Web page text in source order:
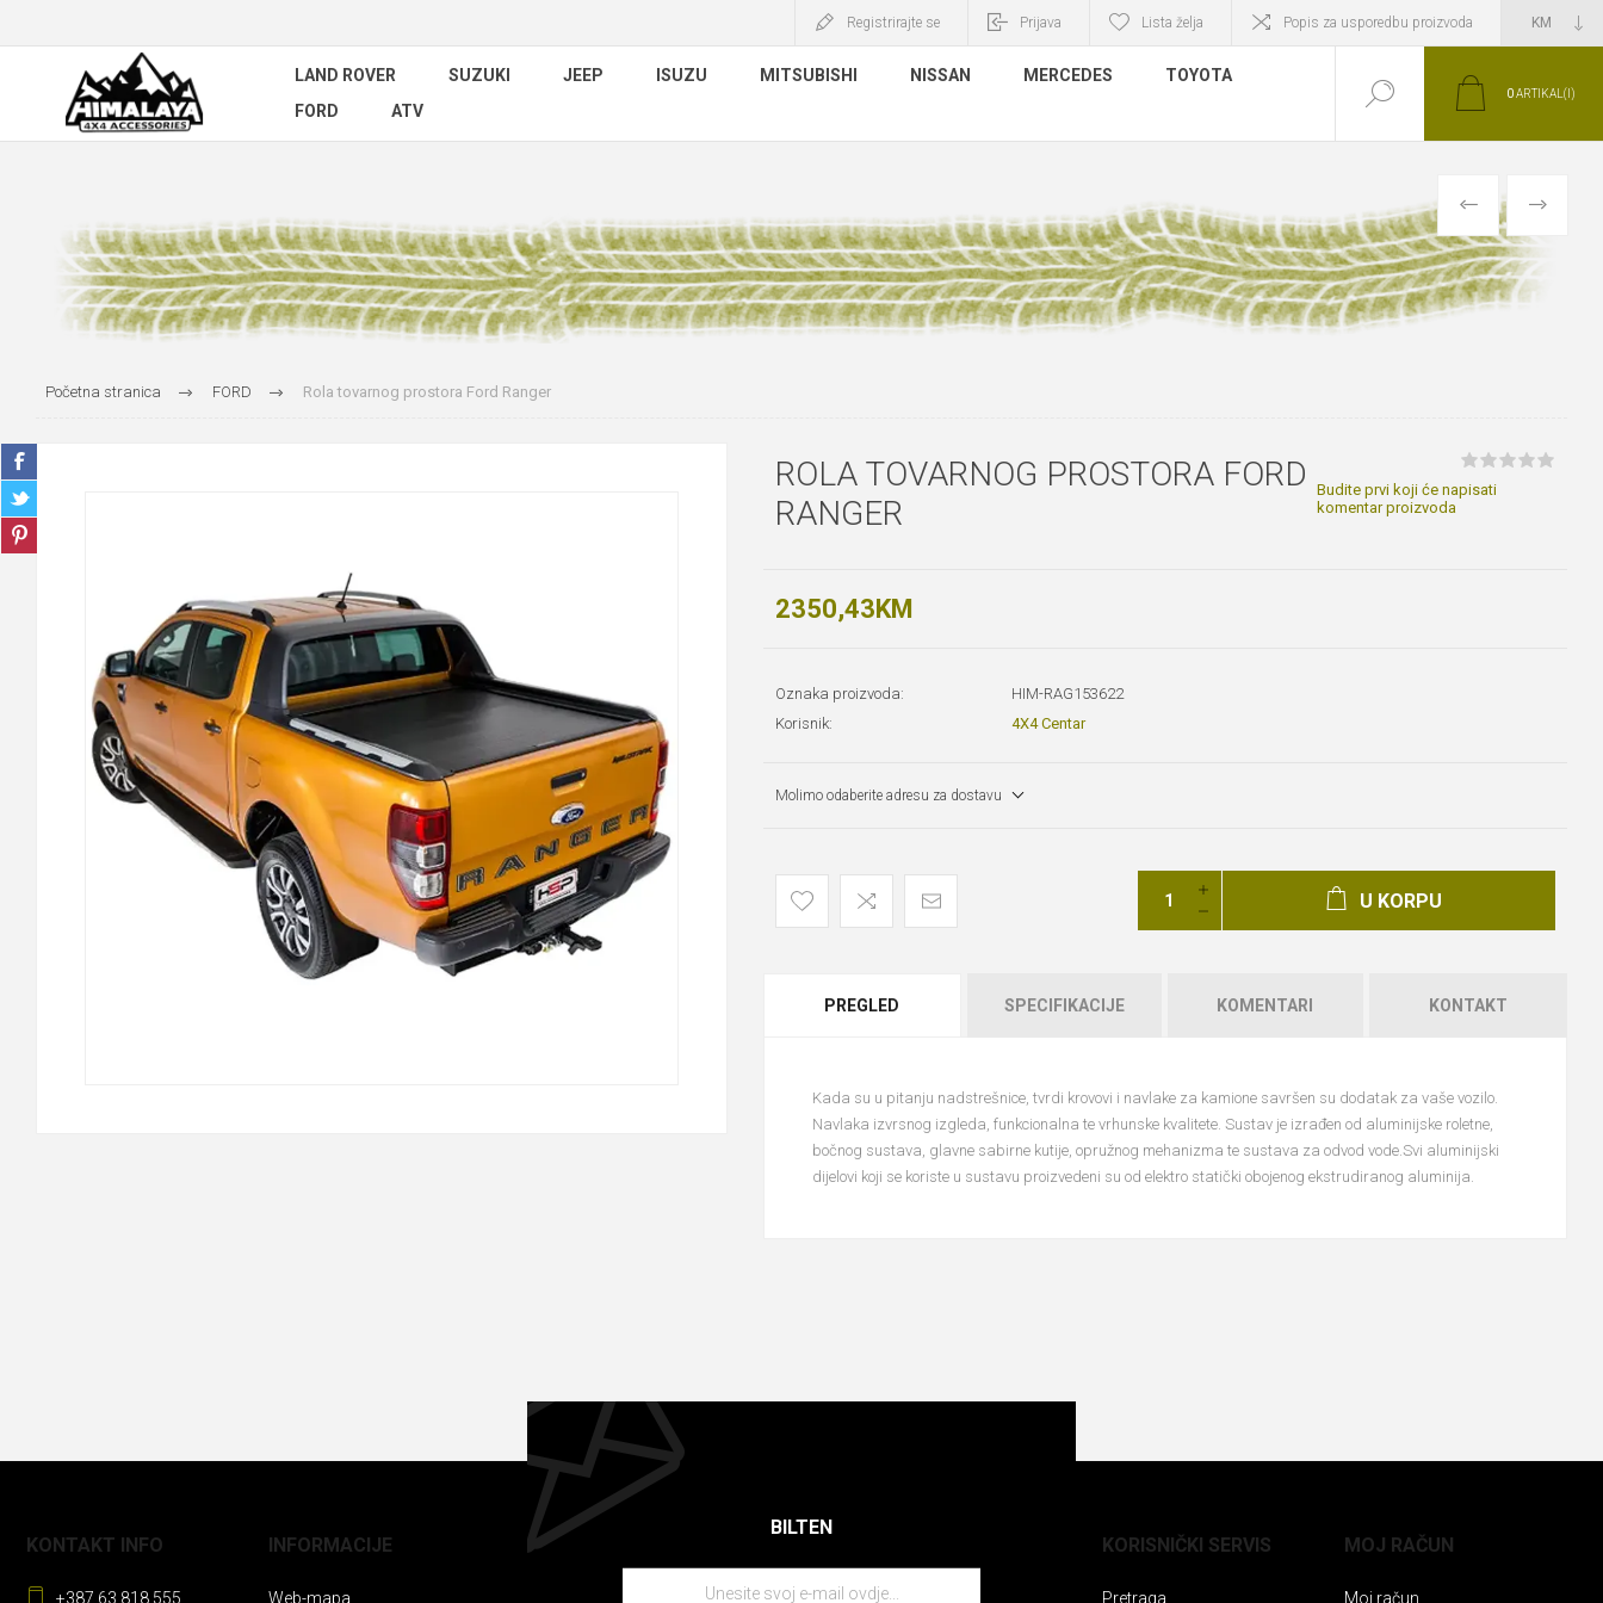
Registrirajte se Prijava Lista želja Popis za usporedbu proizvoda
LAND ROVER SUZUKI JEEP ISUZU MITSUBISHI NISSAN MERCEDES
TOYOTA
FORD
ATV
0ARTIKAL(I)
Početna stranica FORD Rola tovarnog prostora Ford Ranger
PRETHODNI
SLIJEDEĆI
ROLA TOVARNOG PROSTORA FORD
RANGER
Budite prvi koji će napisati
komentar proizvoda
2350,43KM
Oznaka proizvoda:
HIM-RAG153622
Korisnik:
4X4 Centar
Molimo odaberite adresu za dostavu
U KORPU
PREGLED SPECIFIKACIJE KOMENTARI KONTAKT
Kada su u pitanju nadstrešnice, tvrdi krovovi i navlake za kamione savršen su dodatak za vaše vozilo.
Navlaka izvrsnog izgleda, funkcionalna te vrhunske kvalitete. Sustav je izrađen od aluminijske roletne,
bočnog sustava, glavne sabirne kutije, opružnog mehanizma te sustava za odvod vode.Svi aluminijski
dijelovi koji se koriste u sustavu proizvedeni su od elektro statički obojenog ekstrudiranog aluminija.
BILTEN
KONTAKT INFO
+387 63 818 555
INFORMACIJE
Web-mapa
KORISNIČKI SERVIS
Pretraga
MOJ RAČUN
Moj račun